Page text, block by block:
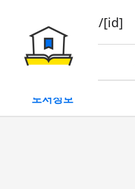
book/rent/[id]
대여
도서정보